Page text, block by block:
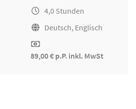
4,0 Stunden
Deutsch, Englisch
89,00 € p.P. inkl. MwSt